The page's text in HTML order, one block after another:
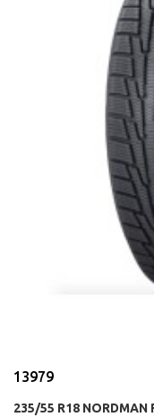
13979
235/55 R18 NORDMAN